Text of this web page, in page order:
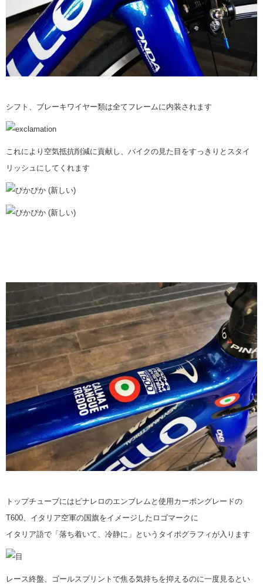
シフト、ブレーキワイヤー類は全てフレームに内装されます
これにより空気抵抗削減に貢献し、バイクの見た目をすっきりとスタイ
リッシュにしてくれます
トップチューブにはピナレロのエンブレムと使用カーボングレードの
T600、イタリア空軍の国旗をイメージしたロゴマークに
イタリア語で「落ち着いて、冷静に」というタイポグラフィが入ります
レース終盤、ゴールスプリントで焦る気持ちを抑えるのに一度見るとい